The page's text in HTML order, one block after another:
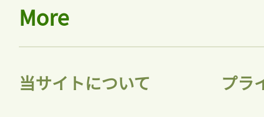
More
当サイトについて プラ